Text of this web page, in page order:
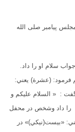
پيامبر صلى الله
سلام او را داد.
فرمود: (عشرة) يعني:
: « السلام عليكم و
را داد وشخص در محفل
«بيست(نيکي)» در